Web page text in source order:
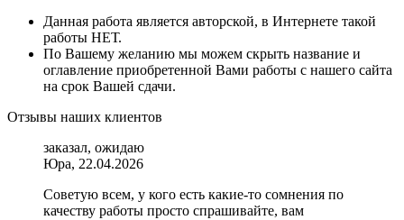
Данная работа является авторской, в Интернете такой
работы НЕТ.
По Вашему желанию мы можем скрыть название и
оглавление приобретенной Вами работы с нашего сайта
на срок Вашей сдачи.
Отзывы наших клиентов
заказал, ожидаю
Юра, 22.04.2026
Советую всем, у кого есть какие-то сомнения по
качеству работы просто спрашивайте, вам